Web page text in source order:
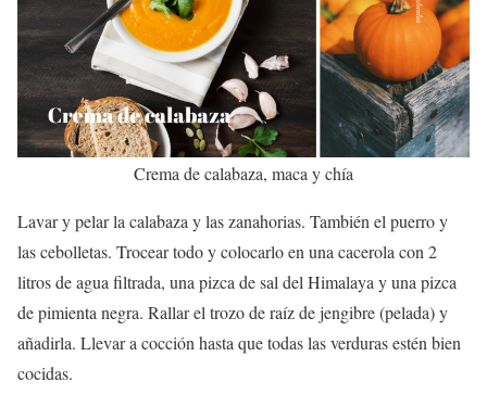
Crema de calabaza, maca y chía
Lavar y pelar la calabaza y las zanahorias. También el puerro y
las cebolletas. Trocear todo y colocarlo en una cacerola con 2
litros de agua filtrada, una pizca de sal del Himalaya y una pizca
de pimienta negra. Rallar el trozo de raíz de jengibre (pelada) y
añadirla. Llevar a cocción hasta que todas las verduras estén bien
cocidas.